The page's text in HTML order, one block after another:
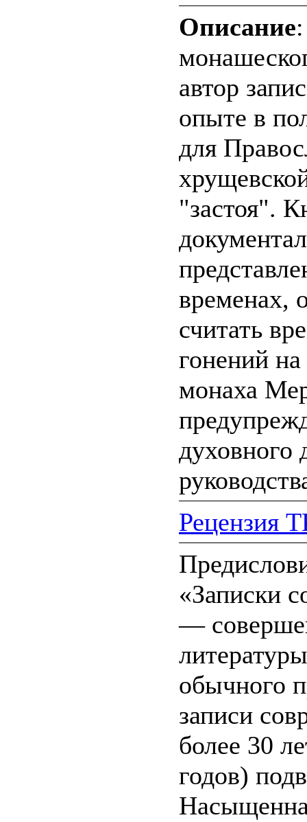
Описание
автор
опыте в
для
"застоя".
временах,
считать
гонений
монаха
духовного
«Записки
—
обычного
записи
более 30
годов)